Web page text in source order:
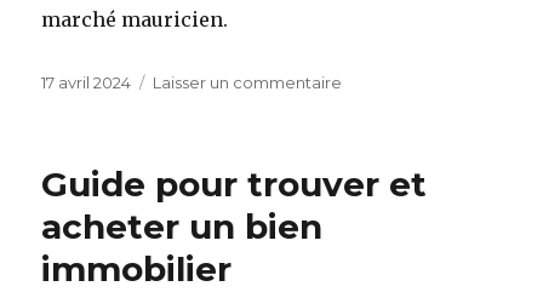
marché mauricien.
Publié
17 avril 2024 Laisser un commentaire
Afrique
Guide pour trouver et
acheter un bien
immobilier